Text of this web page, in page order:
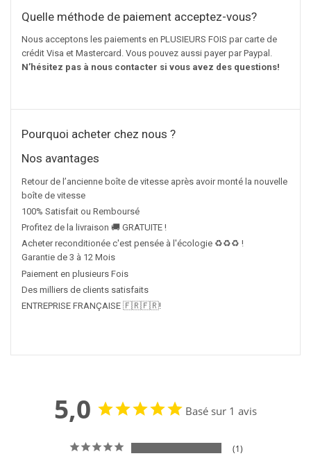
Quelle méthode de paiement acceptez-vous?
Nous acceptons les paiements en PLUSIEURS FOIS par carte de
crédit Visa et Mastercard. Vous pouvez aussi payer par Paypal.
N’hésitez pas à nous contacter si vous avez des questions!
Pourquoi acheter chez nous ?
Nos avantages
Retour de l’ancienne boîte de vitesse après avoir monté la nouvelle
boîte de vitesse
100% Satisfait ou Remboursé
Profitez de la livraison 🚚 GRATUITE !
Acheter reconditionée c'est pensée à l'écologie ♻️♻️♻️ !
Garantie de 3 à 12 Mois
Paiement en plusieurs Fois
Des milliers de clients satisfaits
ENTREPRISE FRANÇAISE 🇫🇷🇫🇷!
5,0 Basé sur 1 avis
1